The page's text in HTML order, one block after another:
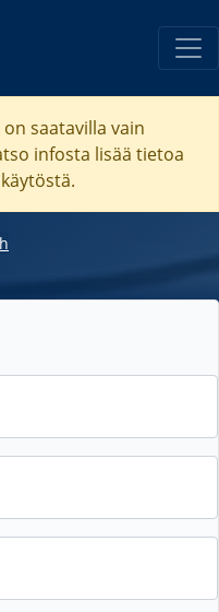
saatavilla vain
infosta lisää tietoa